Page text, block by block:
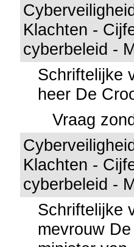
Klachten -
cyberbeleid -
Schriftelijke
heer De
Vraag
Klachten -
cyberbeleid -
Schriftelijke
mevrouw